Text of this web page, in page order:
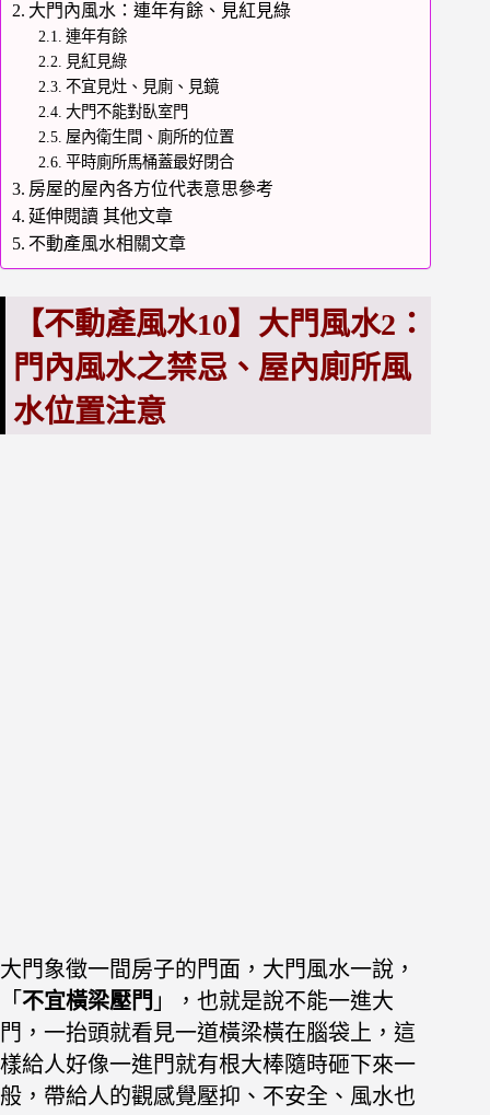
大門內風水：連年有餘、見紅見綠
連年有餘
見紅見綠
不宜見灶、見廁、見鏡
大門不能對臥室門
屋內衛生間、廁所的位置
平時廁所馬桶蓋最好閉合
房屋的屋內各方位代表意思參考
延伸閱讀 其他文章
不動產風水相關文章
【不動產風水10】大門風水2：
門內風水之禁忌、屋內廁所風
水位置注意
大門象徵一間房子的門面，大門風水一說，
「 不宜橫梁壓門 」，也就是說不能一進大
門，一抬頭就看見一道橫梁橫在腦袋上，這
樣給人好像一進門就有根大棒隨時砸下來一
般，帶給人的觀感覺壓抑、不安全、風水也